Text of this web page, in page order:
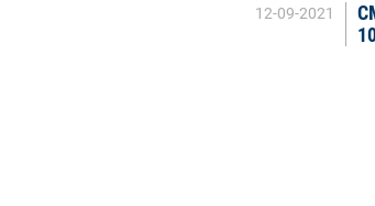
12-09-2021